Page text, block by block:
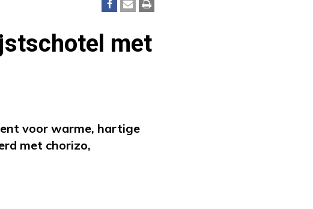
met
voor warme, hartige
met chorizo,